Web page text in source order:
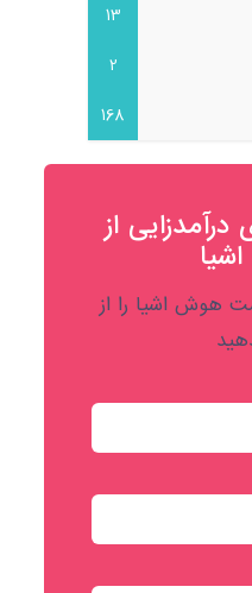
13
2
168
از
هوش اشیا را از